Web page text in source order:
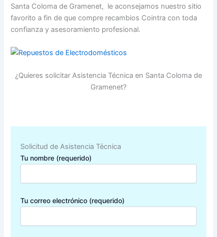
Santa Coloma de Gramenet, le aconsejamos nuestro sitio
favorito a fin de que compre recambios Cointra con toda
confianza y asesoramiento profesional.
¿Quieres solicitar Asistencia Técnica en Santa Coloma de
Gramenet?
Solicitud de Asistencia Técnica
Tu nombre (requerido)
Tu correo electrónico (requerido)